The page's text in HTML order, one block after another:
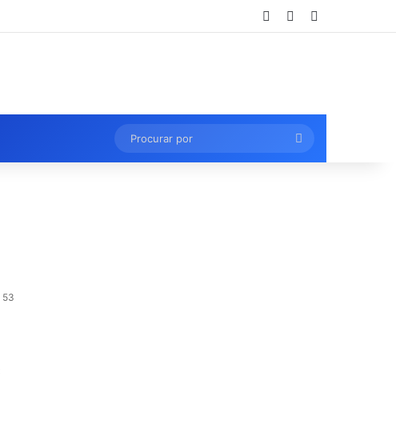
Entrar Artigo aleatório
Procurar
por
53